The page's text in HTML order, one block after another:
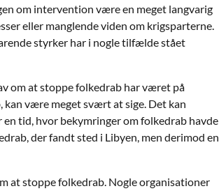
om intervention være en meget langvarig
eller manglende viden om krigsparterne.
styrker har i nogle tilfælde stået
om at stoppe folkedrab har været på
være meget svært at sige. Det kan
tid, hvor bekymringer om folkedrab havde
der fandt sted i Libyen, men derimod en
at stoppe folkedrab. Nogle organisationer